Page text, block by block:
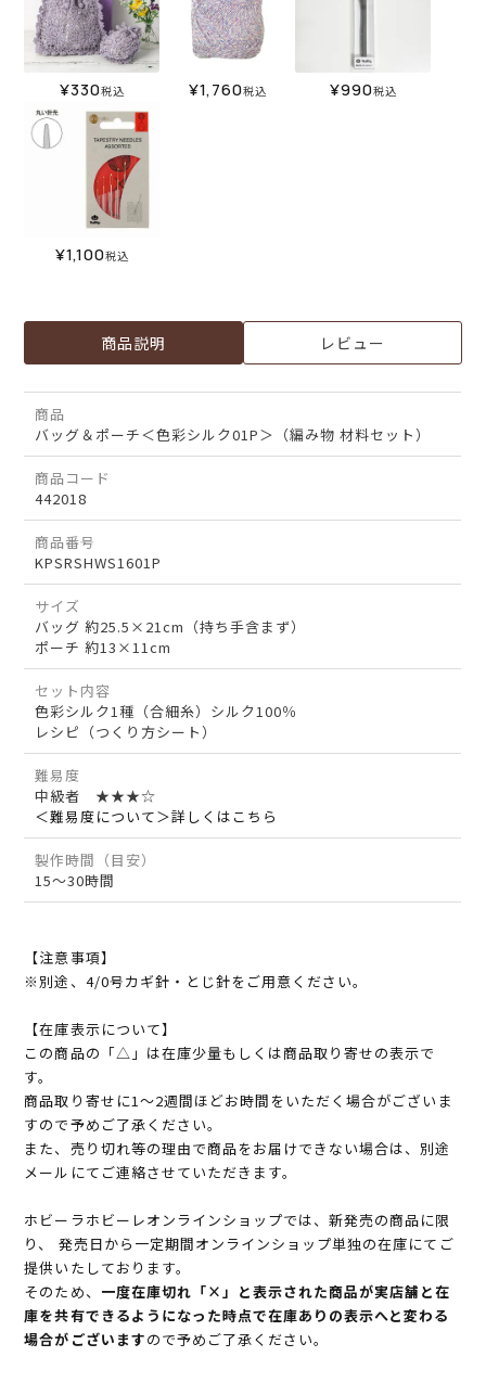
¥330税込 ¥1,760税込 ¥990税込
¥1,100税込
商品説明 レビュー
商品
バッグ＆ポーチ＜色彩シルク01P＞（編み物 材料セット）
商品コード
442018
商品番号
KPSRSHWS1601P
サイズ
バッグ 約25.5×21cm（持ち手含まず）
ポーチ 約13×11cm
セット内容
色彩シルク1種（合細糸）シルク100％
レシピ（つくり方シート）
難易度
中級者 ★★★☆
＜難易度について＞詳しくはこちら
製作時間（目安）
15～30時間
【注意事項】
※別途、4/0号カギ針・とじ針をご用意ください。
【在庫表示について】
この商品の「△」は在庫少量もしくは商品取り寄せの表示で
す。
商品取り寄せに1～2週間ほどお時間をいただく場合がございま
すので予めご了承ください。
また、売り切れ等の理由で商品をお届けできない場合は、別途
メールにてご連絡させていただきます。
ホビーラホビーレオンラインショップでは、新発売の商品に限
り、 発売日から一定期間オンラインショップ単独の在庫にてご
提供いたしております。
そのため、 一度在庫切れ「×」と表示された商品が実店舗と在
庫を共有できるようになった時点で在庫ありの表示へと変わる
場合がございますので予めご了承ください。